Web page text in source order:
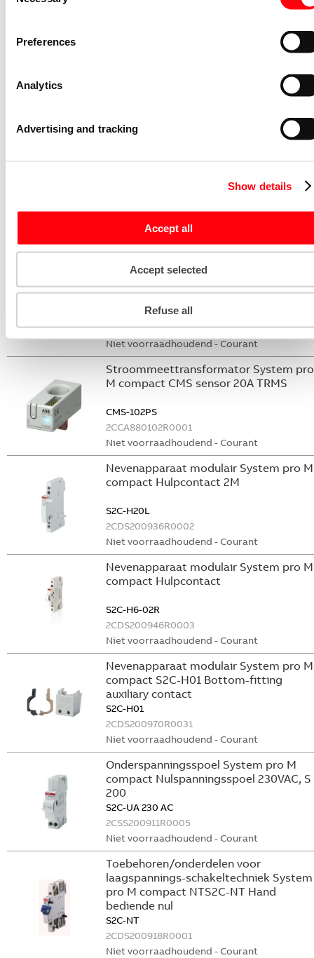
Preferences
Analytics
Advertising and tracking
Show details
Accept all
Accept selected
Refuse all
Nevenapparaat modulair System pro M
compact S2C-H10 Bottom-fitting
2CDS200970R0032
M compact CMS sensor 40A TRMS
CMS-101PS
2CCA880101R0001
Niet voorraadhoudend - Courant
Bedieningsknop voor
vermogensschakelaar System pro M
GHS2001901R0003
Niet voorraadhoudend - Courant
Stroommeettransformator System pro
M compact CMS sensor 20A TRMS
CMS-102PS
2CCA880102R0001
Niet voorraadhoudend - Courant
Nevenapparaat modulair System pro M
compact Hulpcontact 2M
S2C-H20L
2CDS200936R0002
Niet voorraadhoudend - Courant
Nevenapparaat modulair System pro M
compact Hulpcontact
S2C-H6-02R
2CDS200946R0003
Niet voorraadhoudend - Courant
Nevenapparaat modulair System pro M
compact S2C-H01 Bottom-fitting
auxiliary contact
S2C-H01
2CDS200970R0031
Niet voorraadhoudend - Courant
Onderspanningsspoel System pro M
compact Nulspanningsspoel 230VAC, S
200
S2C-UA 230 AC
2CSS200911R0005
Niet voorraadhoudend - Courant
Toebehoren/onderdelen voor
laagspannings-schakeltechniek System
pro M compact NTS2C-NT Hand
bediende nul
S2C-NT
2CDS200918R0001
Niet voorraadhoudend - Courant